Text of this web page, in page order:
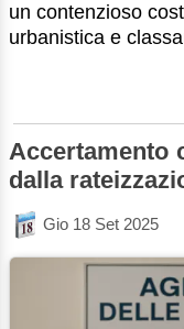
un contenzioso
urbanistica e
Accertamento
dalla
Gio 18 Set 2025